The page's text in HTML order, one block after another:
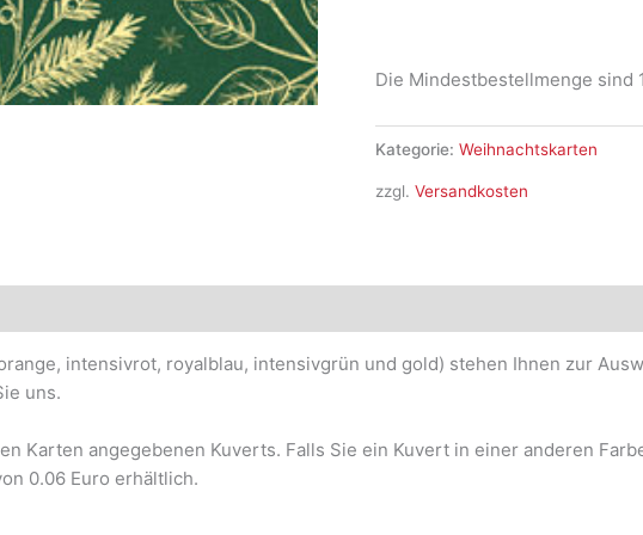
Die Mindestbestellmenge sind
Kategorie: Weihnachtskarten
zzgl. Versandkosten
intensivrot, royalblau, intensivgrün und gold) stehen Ihnen zur
uns.
Karten angegebenen Kuverts. Falls Sie ein Kuvert in einer anderen
0.06 Euro erhältlich.